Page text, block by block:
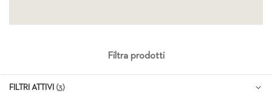
Filtra prodotti
FILTRI ATTIVI